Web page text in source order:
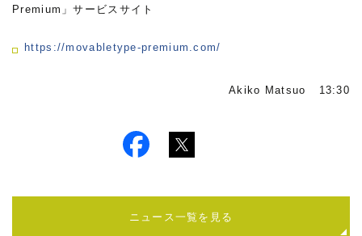
Premium」サービスサイト
https://movabletype-premium.com/
Akiko Matsuo 13:30
ニュース一覧を見る